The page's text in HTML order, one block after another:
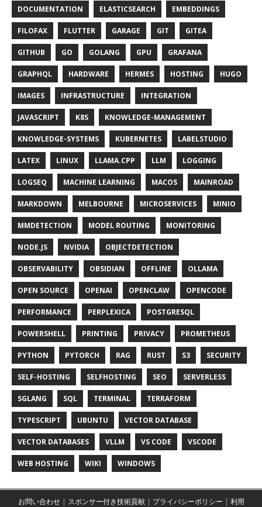
DOCUMENTATION ELASTICSEARCH EMBEDDINGS
FILOFAX FLUTTER GARAGE GIT GITEA
GITHUB GO GOLANG GPU GRAFANA
GRAPHQL HARDWARE HERMES HOSTING HUGO
IMAGES INFRASTRUCTURE INTEGRATION
JAVASCRIPT K8S KNOWLEDGE-MANAGEMENT
KNOWLEDGE-SYSTEMS KUBERNETES LABELSTUDIO
LATEX LINUX LLAMA.CPP LLM LOGGING
LOGSEQ MACHINE LEARNING MACOS MAINROAD
MARKDOWN MELBOURNE MICROSERVICES MINIO
MMDETECTION MODEL ROUTING MONITORING
NODE.JS NVIDIA OBJECTDETECTION
OBSERVABILITY OBSIDIAN OFFLINE OLLAMA
OPEN SOURCE OPENAI OPENCLAW OPENCODE
PERFORMANCE PERPLEXICA POSTGRESQL
POWERSHELL PRINTING PRIVACY PROMETHEUS
PYTHON PYTORCH RAG RUST S3 SECURITY
SELF-HOSTING SELFHOSTING SEO SERVERLESS
SGLANG SQL TERMINAL TERRAFORM
TYPESCRIPT UBUNTU VECTOR DATABASE
VECTOR DATABASES VLLM VS CODE VSCODE
WEB HOSTING WIKI WINDOWS
お問い合わせ| スポンサー付き技術貢献| プライバシーポリシー | 利用